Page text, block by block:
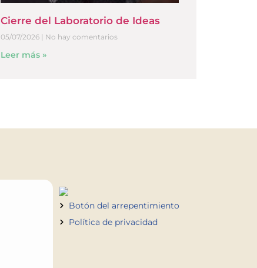
Cierre del Laboratorio de Ideas
05/07/2026 No hay comentarios
Leer más »
Botón del arrepentimiento
Política de privacidad